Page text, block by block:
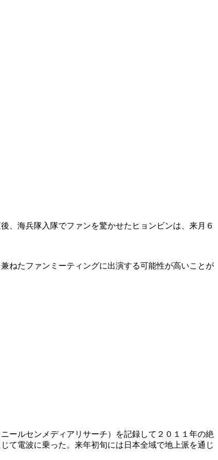
、海兵隊入隊でファンを驚かせたヒョンビンは、来月６
ねたファンミーティングに出演する可能性が高いことが
ールセンメディアリサーチ）を記録して２０１１年の絶
て電波に乗った。来年初旬には日本全域で地上派を通じ